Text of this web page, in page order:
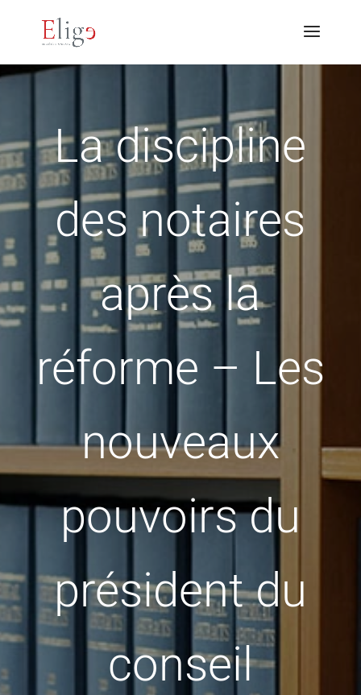
La discipline
des notaires
après la
réforme – Les
nouveaux
pouvoirs du
président du
conseil